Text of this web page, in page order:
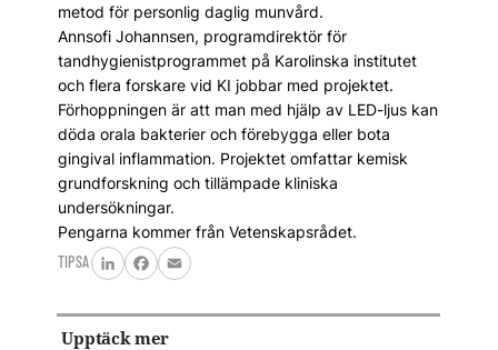
metod för personlig daglig munvård.
Annsofi Johannsen, programdirektör för
tandhygienistprogrammet på Karolinska institutet
och flera forskare vid KI jobbar med projektet.
Förhoppningen är att man med hjälp av LED-ljus kan
döda orala bakterier och förebygga eller bota
gingival inflammation. Projektet omfattar kemisk
grundforskning och tillämpade kliniska
undersökningar.
Pengarna kommer från Vetenskapsrådet.
TIPSA
LinkedInFacebook
Email
Upptäck mer